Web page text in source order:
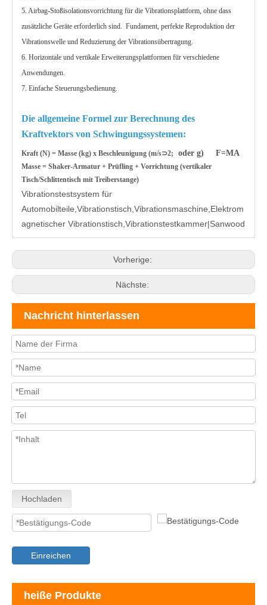
5. Airbag-Stoßisolationsvorrichtung für die Vibrationsplattform, ohne dass
zusätzliche Geräte erforderlich sind. Fundament, perfekte Reproduktion der
Vibrationswelle und Reduzierung der Vibrationsübertragung.
6. Horizontale und vertikale Erweiterungsplattformen für verschiedene
Anwendungen.
7. Einfache Steuerungsbedienung.
Die allgemeine Formel zur Berechnung des
Kraftvektors von Schwingungssystemen:
Kraft (N) = Masse (kg) x Beschleunigung (m/s⊃2; oder g) F=MA
Masse = Shaker-Armatur + Prüfling + Vorrichtung (vertikaler
Tisch/Schlittentisch mit Treiberstange)
Vibrationstestsystem für
Automobilteile ,Vibrationstisch,Vibrationsmaschine,Elektrom
agnetischer Vibrationstisch,Vibrationstestkammer|Sanwood
Vorherige:
Nächste:
Nachricht hinterlassen
Hochladen
Einreichen
heiße Produkte